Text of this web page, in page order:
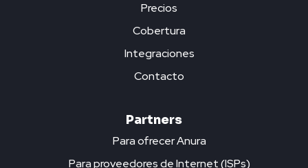
Precios
Cobertura
Integraciones
Contacto
Partners
Para ofrecer Anura
Para proveedores de Internet (ISPs)